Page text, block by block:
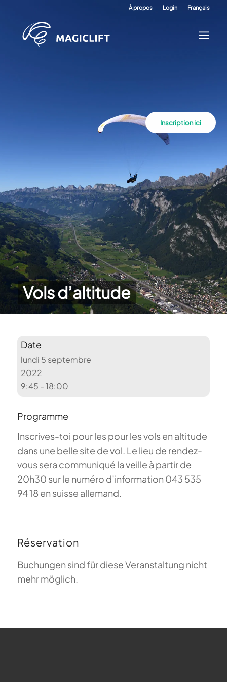
À propos Login Français
Vols d’altitude
Inscription ici
Date
lundi 5 septembre
2022
9:45 - 18:00
Programme
Inscrives-toi pour les pour les vols en altitude
dans une belle site de vol. Le lieu de rendez-
vous sera communiqué la veille à partir de
20h30 sur le numéro d’information 043 535
94 18 en suisse allemand.
Réservation
Buchungen sind für diese Veranstaltung nicht
mehr möglich.